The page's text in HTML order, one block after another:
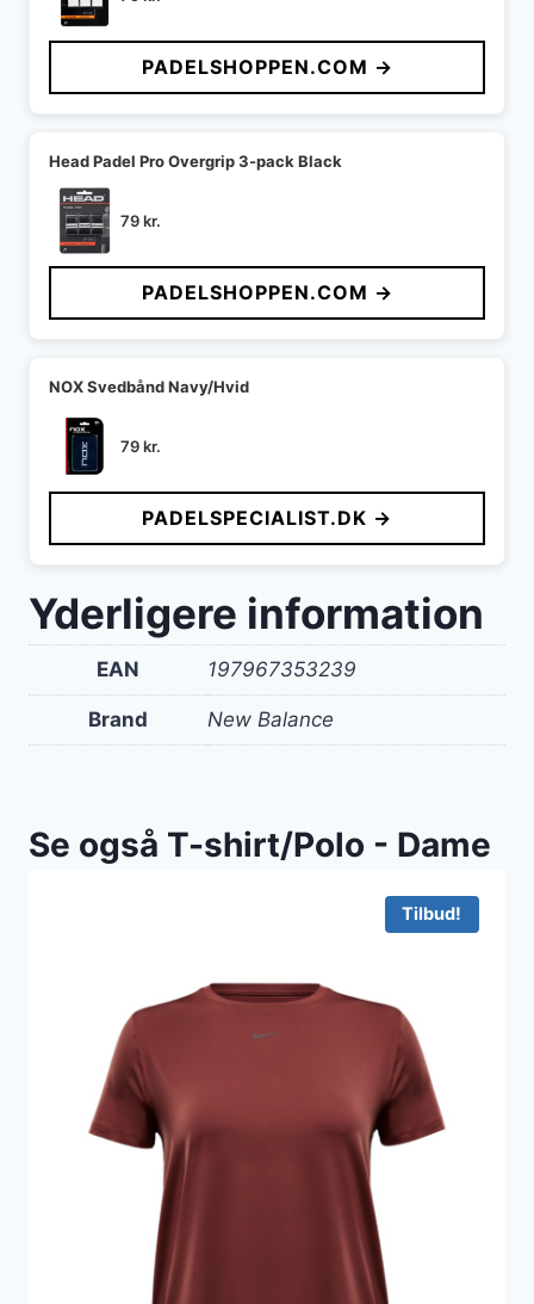
PADELSHOPPEN.COM →
Head Padel Pro Overgrip 3-pack Black
79kr.
PADELSHOPPEN.COM →
NOX Svedbånd Navy/Hvid
79kr.
PADELSPECIALIST.DK →
Yderligere information
EAN 197967353239
Brand New Balance
Se også T-shirt/Polo - Dame
Tilbud!